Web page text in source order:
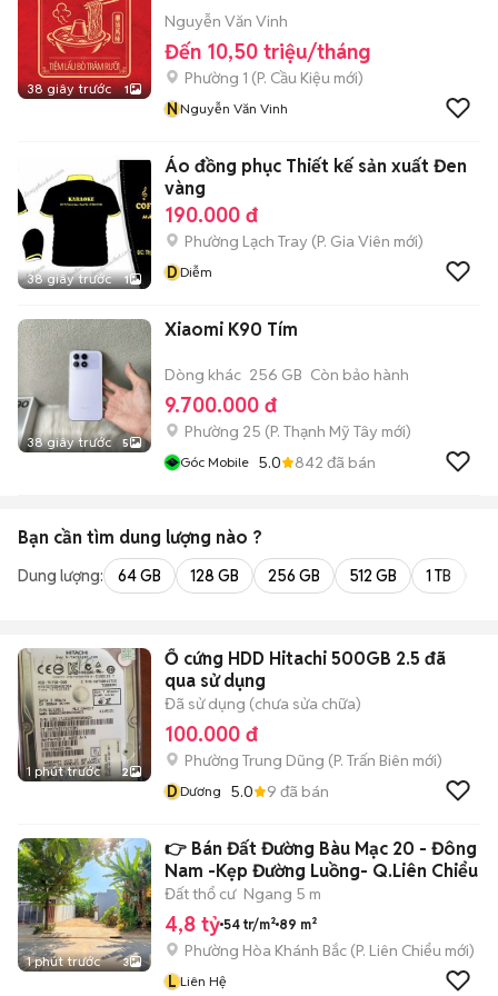
38 giây trước 1
Nguyễn Văn Vinh
Đến 10,50 triệu/tháng
Phường 1 (P. Cầu Kiệu mới)
NNguyễn Văn Vinh
38 giây trước 1
Áo đồng phục Thiết kế sản xuất Đen
vàng
190.000 đ
Phường Lạch Tray (P. Gia Viên mới)
DDiễm
38 giây trước 5
Xiaomi K90 Tím
Dòng khác 256 GB Còn bảo hành
9.700.000 đ
Phường 25 (P. Thạnh Mỹ Tây mới)
Góc Mobile 5.0 842 đã bán
Bạn cần tìm dung lượng nào ?
Dung lượng: 64 GB 128 GB 256 GB 512 GB 1 TB
1 phút trước 2
Ổ cứng HDD Hitachi 500GB 2.5 đã
qua sử dụng
Đã sử dụng (chưa sửa chữa)
100.000 đ
Phường Trung Dũng (P. Trấn Biên mới)
DDương 5.0 9 đã bán
1 phút trước 3
👉 Bán Đất Đường Bàu Mạc 20 - Đông
Nam -Kẹp Đường Luồng- Q.Liên Chiểu
Đất thổ cư Ngang 5 m
4,8 tỷ 54 tr/m² 89 m²
Phường Hòa Khánh Bắc (P. Liên Chiểu mới)
L Liên Hệ